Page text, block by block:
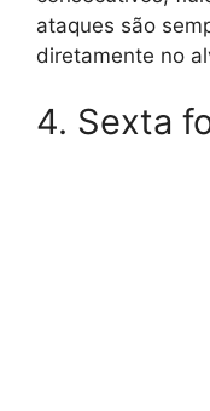
ataques são
diretamente no
4. Sexta